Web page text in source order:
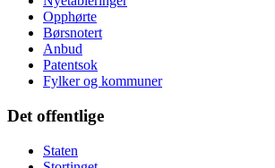
Opphørte
Børsnotert
Anbud
Patentsok
Fylker og kommuner
Det offentlige
Staten